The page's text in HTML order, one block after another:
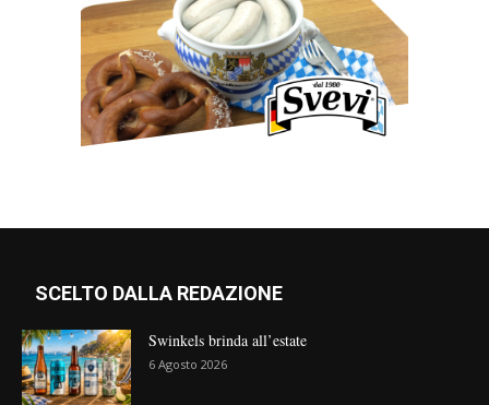
SCELTO DALLA REDAZIONE
Swinkels brinda all’estate
6 Agosto 2026